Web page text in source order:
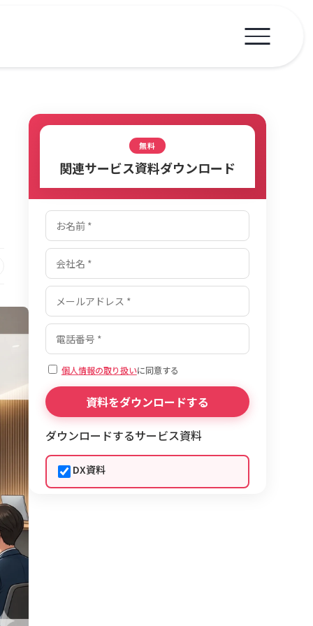
無料
関連サービス資料ダウンロード
個人情報の取り扱いに同意する
ダウンロードするサービス資料
DX資料